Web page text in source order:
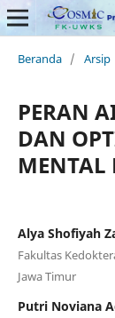
Beranda / Arsip
PERAN
DAN
MENTAL
Alya Shofiyah
Fakultas
Jawa Timur
Putri Noviana